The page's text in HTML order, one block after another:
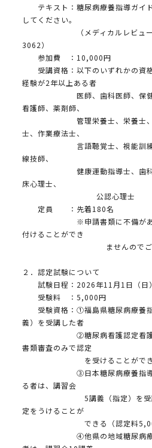
テキスト：糖尿病療養指導ガイ
してください。
（メディカルレビュー社
3062）
参加費 ：10,000円
受講資格：以下のいずれかの資
経験が2年以上ある者
医師、歯科医師、保健師
看護師、薬剤師、
管理栄養士、栄養士、臨
士、作業療法士、
言語聴覚士、視能訓練士
線技師、
健康運動指導士、歯科衛
床心理士、
公認心理士
定員 ：先着180名
※申請書類に不備がある場
付けることができ
ませんのでご注意く
２．認定試験について
試験日程：2026年11月1日（日）
受験料 ：5,000円
受験資格：①福島県糖尿病療養
義）を受講した者
②糖尿病看護認定看護師の
書類審査のみで認定
を受けることができる（
③日本糖尿病療養指導士（
る者は、講習会
5講義（指定）を受講し
定をうけることが
できる（認定料5,000
④他県の地域糖尿病療養指